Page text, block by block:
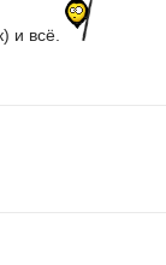
и всё.